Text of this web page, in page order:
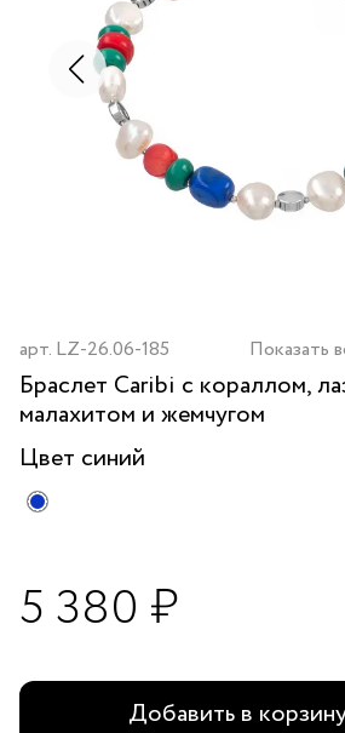
арт. LZ-26.06-185 Показать
Браслет Caribi с кораллом,
малахитом и жемчугом
Цвет синий
5 380 ₽
Добавить в